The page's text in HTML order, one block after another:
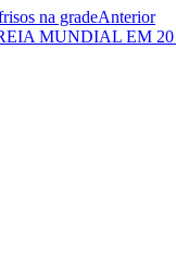
na gradeAnterior
MUNDIAL EM